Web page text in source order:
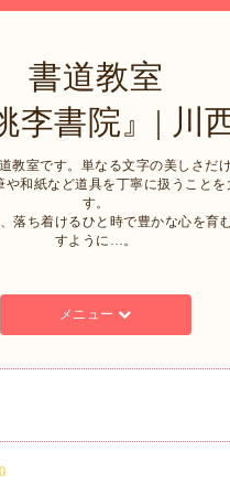
書道教室
李書院』| 川
教室です。単なる文字の美しさだ
や和紙など道具を丁寧に扱うことを
す。
落ち着けるひと時で豊かな心を育
すように…。
メニュー